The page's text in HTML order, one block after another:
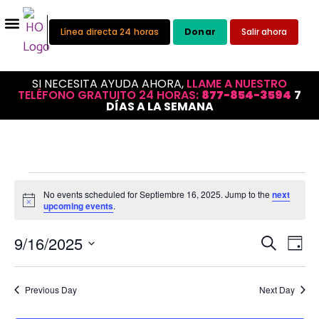
Línea directa 24 horas Donar Salir ahora
SI NECESITA AYUDA AHORA, LLAME A NUESTRO
TELÉFONO GRATUITO 24 HORAS: 877-854-3594 7
DÍAS A LA SEMANA
Notice
No events scheduled for Septiembre 16, 2025. Jump to the next
upcoming events.
y
Buscar en
por
las
Día
9/16/2025
Seleccione
la
fecha.
Previous Day Next Day